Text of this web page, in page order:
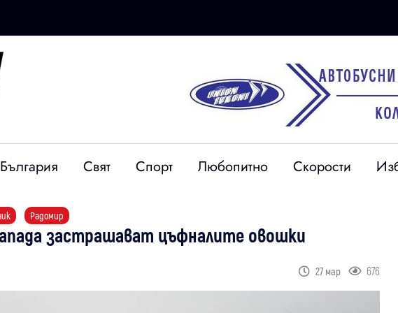
България Свят Спорт Любопитно Скорости
Радомир
застрашават цъфналите овошки
27 мар 676